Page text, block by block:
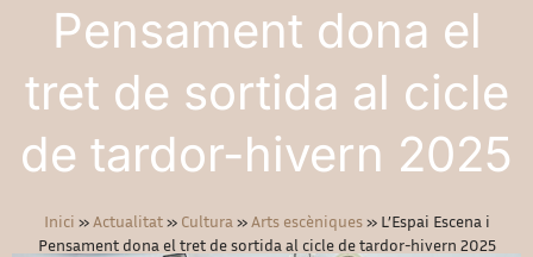
Pensament dona el
tret de sortida al cicle
de tardor-hivern 2025
Inici »Actualitat» Cultura»Arts escèniques» L’Espai Escena i
Pensament dona el tret de sortida al cicle de tardor-hivern 2025